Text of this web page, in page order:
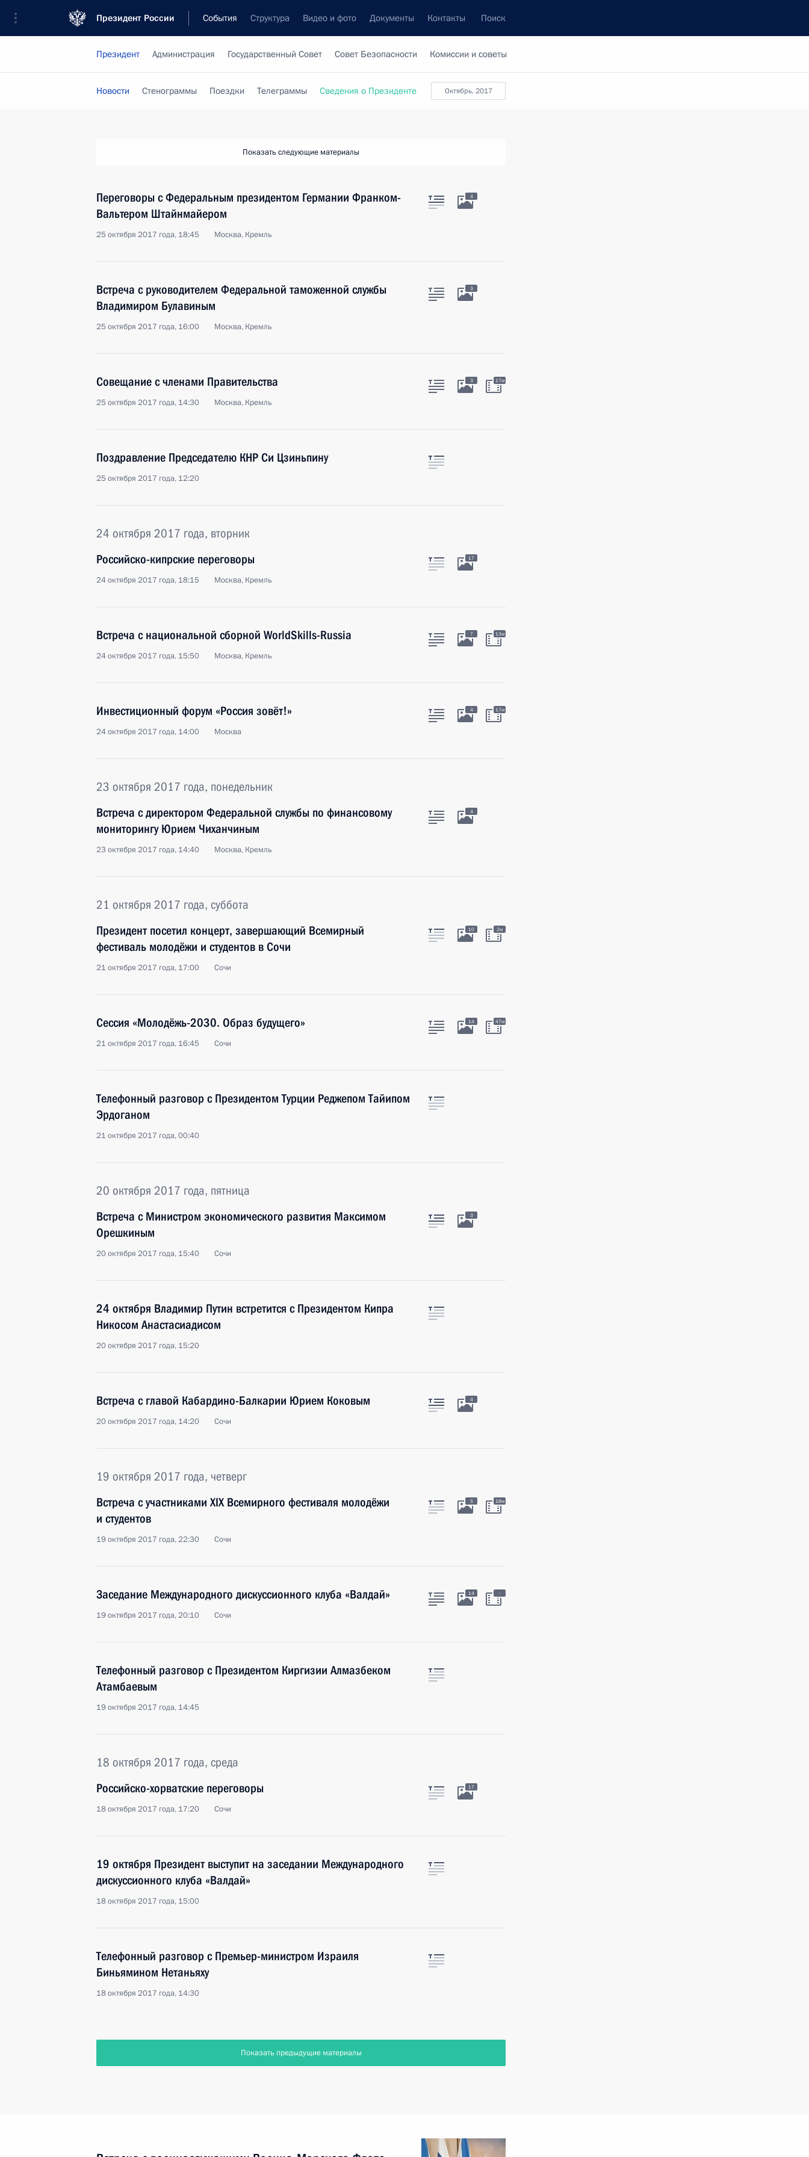
Президент России События Структура Видео и фото Документы Контакты Поиск
Президент Администрация Государственный Совет Совет Безопасности Комиссии и советы
октябрь, 2017
Новости Стенограммы Поездки Телеграммы Сведения о Президенте
Показать следующие материалы
Переговоры с Федеральным президентом Германии Франком-
Вальтером Штайнмайером
25 октября 2017 года, 18:45 Москва, Кремль
4
Встреча с руководителем Федеральной таможенной службы
Владимиром Булавиным
25 октября 2017 года, 16:00 Москва, Кремль
3
Совещание с членами Правительства
25 октября 2017 года, 14:30 Москва, Кремль
3 17м
Поздравление Председателю КНР Си Цзиньпину
25 октября 2017 года, 12:20
24 октября 2017 года, вторник
Российско-кипрские переговоры
24 октября 2017 года, 18:15 Москва, Кремль
17
Встреча с национальной сборной WorldSkills-Russia
24 октября 2017 года, 15:50 Москва, Кремль
7 13м
Инвестиционный форум «Россия зовёт!»
24 октября 2017 года, 14:00 Москва
4 17м
23 октября 2017 года, понедельник
Встреча с директором Федеральной службы по финансовому
мониторингу Юрием Чиханчиным
23 октября 2017 года, 14:40 Москва, Кремль
4
21 октября 2017 года, суббота
Президент посетил концерт, завершающий Всемирный
фестиваль молодёжи и студентов в Сочи
21 октября 2017 года, 17:00 Сочи
10 2м
Сессия «Молодёжь-2030. Образ будущего»
21 октября 2017 года, 16:45 Сочи
14 47м
Телефонный разговор с Президентом Турции Реджепом Тайипом
Эрдоганом
21 октября 2017 года, 00:40
20 октября 2017 года, пятница
Встреча с Министром экономического развития Максимом
Орешкиным
20 октября 2017 года, 15:40 Сочи
3
24 октября Владимир Путин встретится с Президентом Кипра
Никосом Анастасиадисом
20 октября 2017 года, 15:20
Встреча с главой Кабардино-Балкарии Юрием Коковым
20 октября 2017 года, 14:20 Сочи
4
19 октября 2017 года, четверг
Встреча с участниками XIX Всемирного фестиваля молодёжи
и студентов
19 октября 2017 года, 22:30 Сочи
5 18м
Заседание Международного дискуссионного клуба «Валдай»
19 октября 2017 года, 20:10 Сочи
14 :
Телефонный разговор с Президентом Киргизии Алмазбеком
Атамбаевым
19 октября 2017 года, 14:45
18 октября 2017 года, среда
Российско-хорватские переговоры
18 октября 2017 года, 17:20 Сочи
17
19 октября Президент выступит на заседании Международного
дискуссионного клуба «Валдай»
18 октября 2017 года, 15:00
Телефонный разговор с Премьер-министром Израиля
Биньямином Нетаньяху
18 октября 2017 года, 14:30
Показать предыдущие материалы